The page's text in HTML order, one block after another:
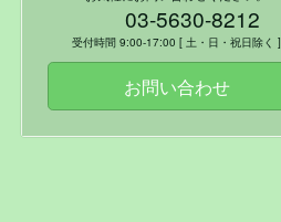
03-5630-8212
受付時間 9:00-17:00 [ 土・日・祝日除く ]
お問い合わせ